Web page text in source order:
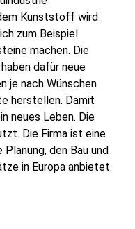
Kunststoff wird
zum Beispiel
machen. Die
dafür neue
je nach Wünschen
herstellen. Damit
neues Leben. Die
Die Firma ist eine
den Bau und
in Europa anbietet.